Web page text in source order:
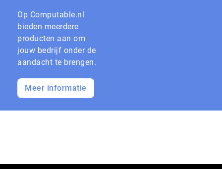
Op Computable.nl
bieden meerdere
producten aan om
jouw bedrijf onder de
aandacht te brengen.
Meer informatie